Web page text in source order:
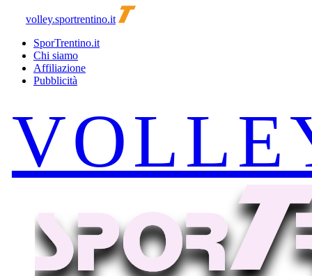
volley.sportrentino.it
SporTrentino.it
Chi siamo
Affiliazione
Pubblicità